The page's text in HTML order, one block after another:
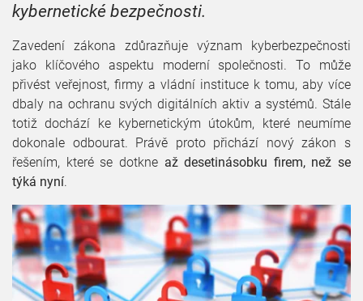
kybernetické bezpečnosti.
Zavedení zákona zdůrazňuje význam kyberbezpečnosti
jako klíčového aspektu moderní společnosti. To může
přivést veřejnost, firmy a vládní instituce k tomu, aby více
dbaly na ochranu svých digitálních aktiv a systémů. Stále
totiž dochází ke kybernetickým útokům, které neumíme
dokonale odbourat. Právě proto přichází nový zákon s
řešením, které se dotkne až desetinásobku firem, než se
týká nyní.